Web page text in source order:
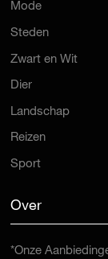
Mode
Steden
Zwart en Wit
Dier
Landschap
Reizen
Sport
Over
*Onze